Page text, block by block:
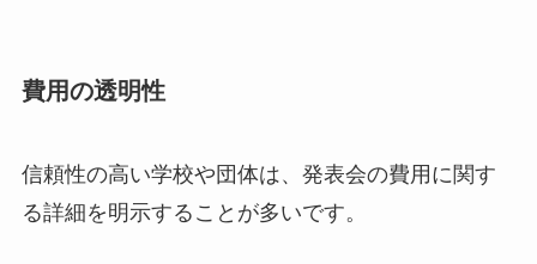
費用の透明性
信頼性の高い学校や団体は、発表会の費用に関す
る詳細を明示することが多いです。